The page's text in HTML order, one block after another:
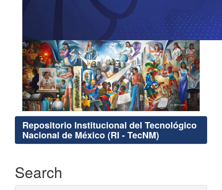
Repositorio Institucional del Tecnológico
Nacional de México (RI - TecNM)
Search